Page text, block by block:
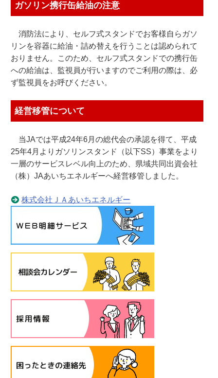
ガソリン携行缶給油の注意
消防法により、セルフ式スタンドでお客様自らガソ
リンを容器に給油・詰め替えを行うことは認められて
おりません。このため、セルフ式スタンドでの携行缶
への給油は、監視員が行いますのでご利用の際は、必
ず監視員をお呼びください。
経営移管について
当JAでは平成24年6月の総代会の承認を得て、平成
25年4月よりガソリンスタンド（以下SS）事業をより
一層のサービスレベル向上のため、県域共同出資会社
（株）JAあいちエネルギーへ経営移管しました。
株式会社ＪＡあいちエネルギー